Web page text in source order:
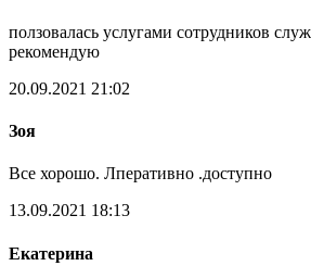
ползовалась услугами сотрудников
рекомендую
20.09.2021 21:02
Зоя
Все хорошо. Лперативно .доступно
13.09.2021 18:13
Екатерина